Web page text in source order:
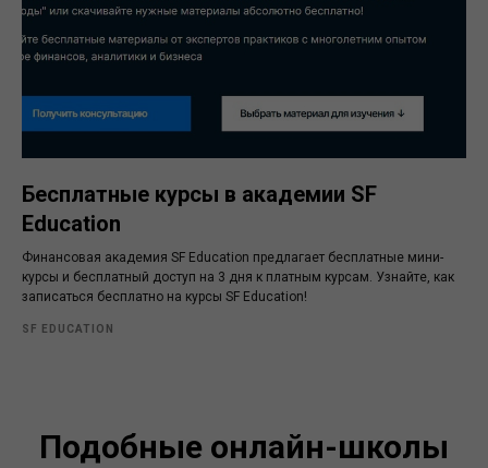
Бесплатные курсы в академии SF
Education
Финансовая академия SF Education предлагает бесплатные мини-
курсы и бесплатный доступ на 3 дня к платным курсам. Узнайте, как
записаться бесплатно на курсы SF Education!
SF EDUCATION
Подобные онлайн-школы